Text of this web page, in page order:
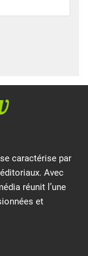
caractérise par
Avec
réunit l’une
et